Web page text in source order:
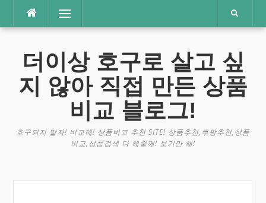
츠
메뉴
더이상 호구로 살고 싶
지 않아 직접 만든 상품
비교 블로그!
호구되지 말자! 비교해! 상품비교 추천 SITE! 상품추천,쿠팡추천,상품
비교,상품검색 다 해줄께! 보기만 해!